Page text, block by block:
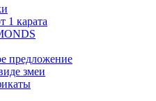
1 карата
предложение
змеи